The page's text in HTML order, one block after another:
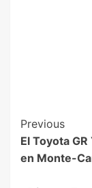
Previous
El Toyota
en Monte-